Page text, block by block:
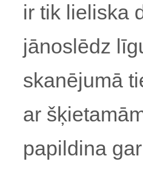
ir tik lieliska
jānoslēdz
skanējumā
ar
papildina